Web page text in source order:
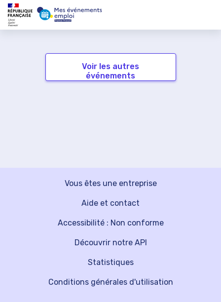
Voir les autres
événements
Vous êtes une entreprise
Découvrir notre API
Aide et contact
Statistiques
Accessibilité : Non conforme
Conditions générales d'utilisation